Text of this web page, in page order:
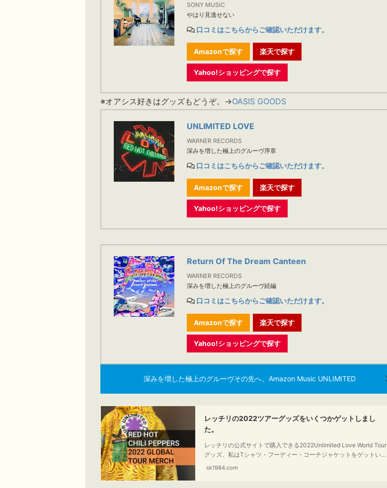
SONY MUSIC
やはり見逃せない
口コミはこちらからご確認いただけます。
Amazonで探す 楽天で探す
Yahoo!ショッピングで探す
※オアシス好きはグッズもどうぞ。→OASIS GOODS
UNLIMITED LOVE
WARNER RECORDS
深みを増した極上のグルーヴ序章
口コミはこちらからご確認いただけます。
Amazonで探す 楽天で探す
Yahoo!ショッピングで探す
Return Of The Dream Canteen
WARNER RECORDS
深みを増した極上のグルーヴ続編
口コミはこちらからご確認いただけます。
Amazonで探す 楽天で探す
Yahoo!ショッピングで探す
深みを増した極上のグルーヴその先へ、Amazon Music UNLIMITED
レッチリの2022ツアーグッズをいくつかゲットしまし
た。
レッチリの公式サイトで購入できる2022Unlimited Love World Tour
グッズ、私はTシャツ・フーディー・コーチジャケットをゲットいた
しました。170cm、65kgの私が着用したサイズ感なども掲載してお
sk1984.com